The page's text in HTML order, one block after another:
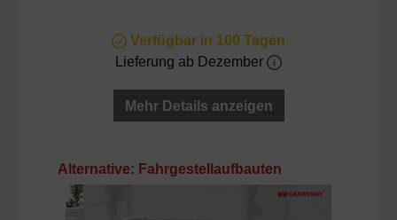
Verfügbar in 100 Tagen
Lieferung ab Dezember
Mehr Details anzeigen
Produktgalerie überspringen
Alternative: Fahrgestellaufbauten